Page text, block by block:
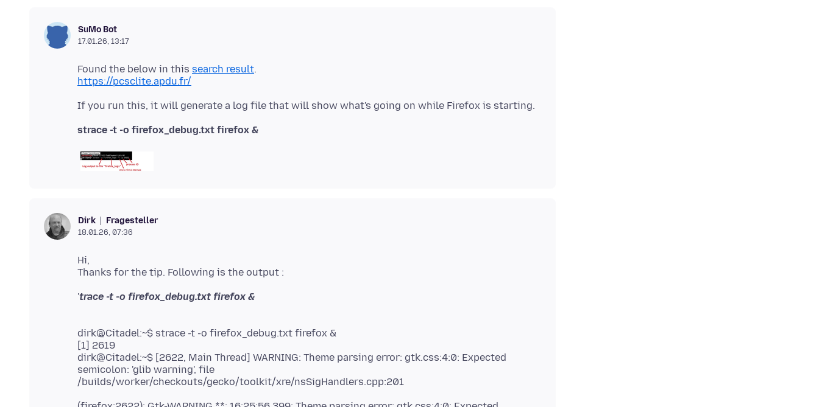
SuMo Bot
17.01.26, 13:17
Found the below in this search result
https://pcsclite.apdu.fr/
strace -t -o firefox_debug.txt firefox &
Dirk Fragesteller
18.01.26, 07:36
Hi,
'
dirk@Citadel:~$ strace -t -o firefox_debug.txt firefox &
[1] 2619
dirk@Citadel:~$ [2622, Main Thread] WARNING: Theme parsing error: gtk.css:4:0: Expected
semicolon: 'glib warning', file